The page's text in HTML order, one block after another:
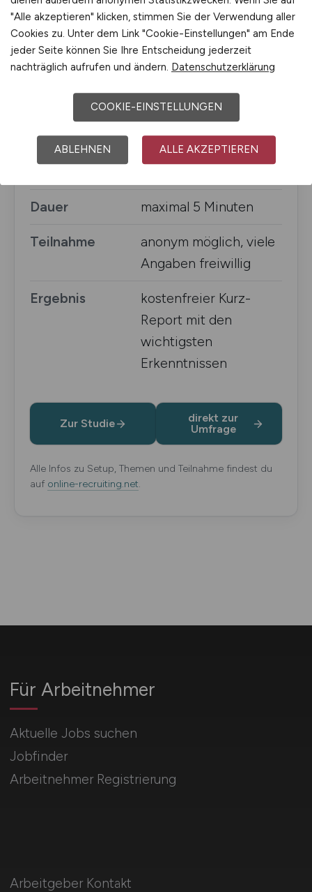
Studie
Recruiting Realities
Deutschland 2026
Herausgeberin
Online-Recruiting.net /
Eva Zils
Recruiter:innen, HR-
Dauer maximal 5 Minuten
Teilnahme
anonym möglich, viele
Angaben freiwillig
Ergebnis
kostenfreier Kurz-
Report mit den
wichtigsten
Erkenntnissen
Zur Studie
direkt zur
Umfrage
Alle Infos zu Setup, Themen und Teilnahme findest du
auf online-recruiting.net.
Für Arbeitnehmer
Aktuelle Jobs suchen
Jobfinder
Arbeitnehmer Registrierung
Arbeitgeber Kontakt
"Alle akzeptieren" klicken, stimmen Sie der Verwendung aller
Cookies zu. Unter dem Link "Cookie-Einstellungen" am Ende
jeder Seite können Sie Ihre Entscheidung jederzeit
nachträglich aufrufen und ändern. Datenschutzerklärung
COOKIE-EINSTELLUNGEN
ABLEHNEN ALLE AKZEPTIEREN